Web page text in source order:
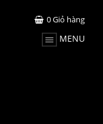
0Giỏ hàng
MENU